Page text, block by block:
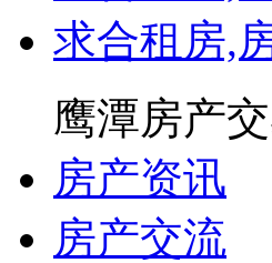
求合租房,
鹰潭房产
房产资讯
房产交流